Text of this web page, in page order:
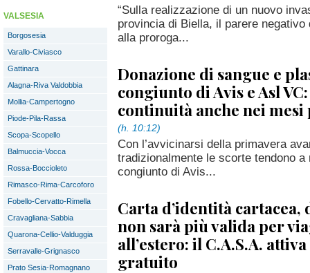
VALSESIA
Borgosesia
Varallo-Civiasco
Gattinara
Alagna-Riva Valdobbia
Mollia-Campertogno
Piode-Pila-Rassa
Scopa-Scopello
Balmuccia-Vocca
Rossa-Boccioleto
Rimasco-Rima-Carcoforo
Fobello-Cervatto-Rimella
Cravagliana-Sabbia
Quarona-Cellio-Valduggia
Serravalle-Grignasco
Prato Sesia-Romagnano
“Sulla realizzazione di un nuovo
provincia di Biella, il parere
alla proroga...
Donazione di sangue e
congiunto di Avis e Asl
continuità anche nei
(h. 10:12)
Con l’avvicinarsi della primavera
tradizionalmente le scorte tendono a
congiunto di Avis...
Carta d’identità cartacea,
non sarà più valida per
all’estero: il C.A.S.A.
gratuito